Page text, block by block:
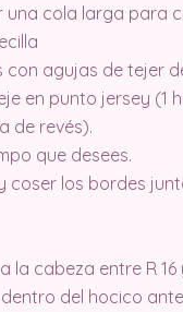
una cola larga para
con agujas de tejer
en punto jersey (1
de revés).
que desees.
coser los bordes
la cabeza entre R 16
del hocico